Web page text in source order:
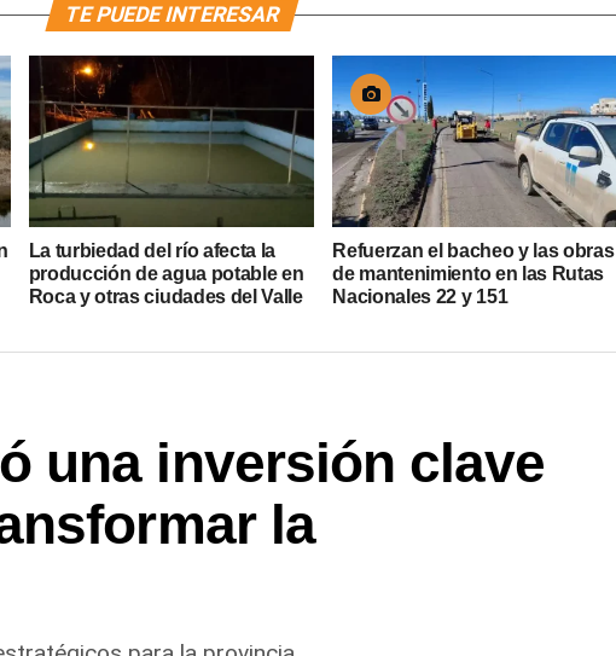
TE PUEDE INTERESAR
La turbiedad del río afecta la
producción de agua potable en
Roca y otras ciudades del Valle
Refuerzan el bacheo y las obras
de mantenimiento en las Rutas
Nacionales 22 y 151
una inversión clave
la